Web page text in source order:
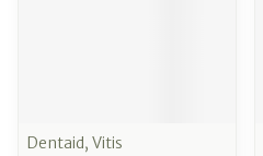
Dentaid, Vitis